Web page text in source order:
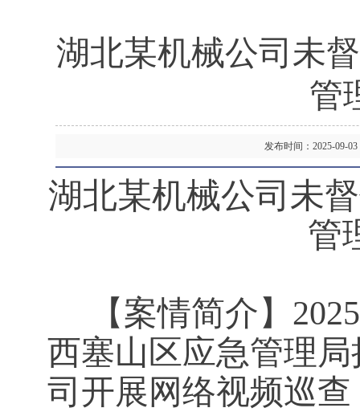
湖北某机械公司未
管
发布时间：2025-
湖北某机械公司未
管
【案情简介】
西塞山区应急管理
司开展网络视频巡